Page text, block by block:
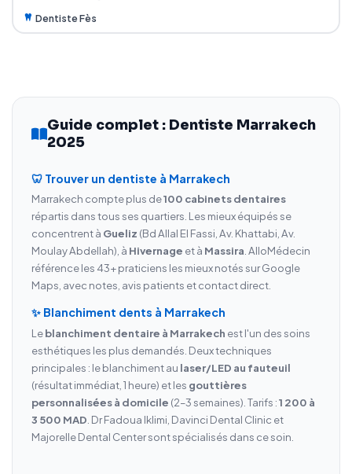
Dentiste Fès
Guide complet : Dentiste Marrakech
2025
🦷 Trouver un dentiste à Marrakech
Marrakech compte plus de100 cabinets dentaires
répartis dans tous ses quartiers. Les mieux équipés se
concentrent à Gueliz (Bd Allal El Fassi, Av. Khattabi, Av.
Moulay Abdellah), à Hivernage et à Massira . AlloMédecin
référence les 43+ praticiens les mieux notés sur Google
Maps, avec notes, avis patients et contact direct.
✨ Blanchiment dents à Marrakech
Leblanchiment dentaire à Marrakech est l'un des soins
esthétiques les plus demandés. Deux techniques
principales : le blanchiment au laser/LED au fauteuil
(résultat immédiat, 1 heure) et les gouttières
personnalisées à domicile (2–3 semaines). Tarifs :1 200 à
3 500 MAD . Dr Fadoua Iklimi, Davinci Dental Clinic et
Majorelle Dental Center sont spécialisés dans ce soin.